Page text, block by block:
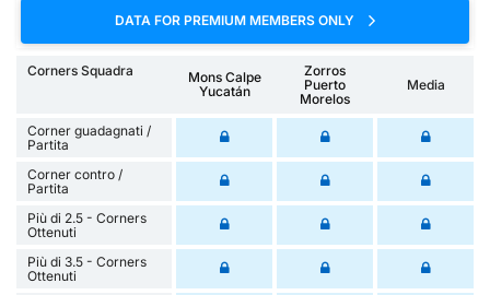
DATA FOR PREMIUM MEMBERS ONLY
Corners Squadra
Mons Calpe
Yucatán
Zorros
Puerto
Morelos
Media
Corner guadagnati /
Partita
Corner contro /
Partita
Più di 2.5 - Corners
Ottenuti
Più di 3.5 - Corners
Ottenuti